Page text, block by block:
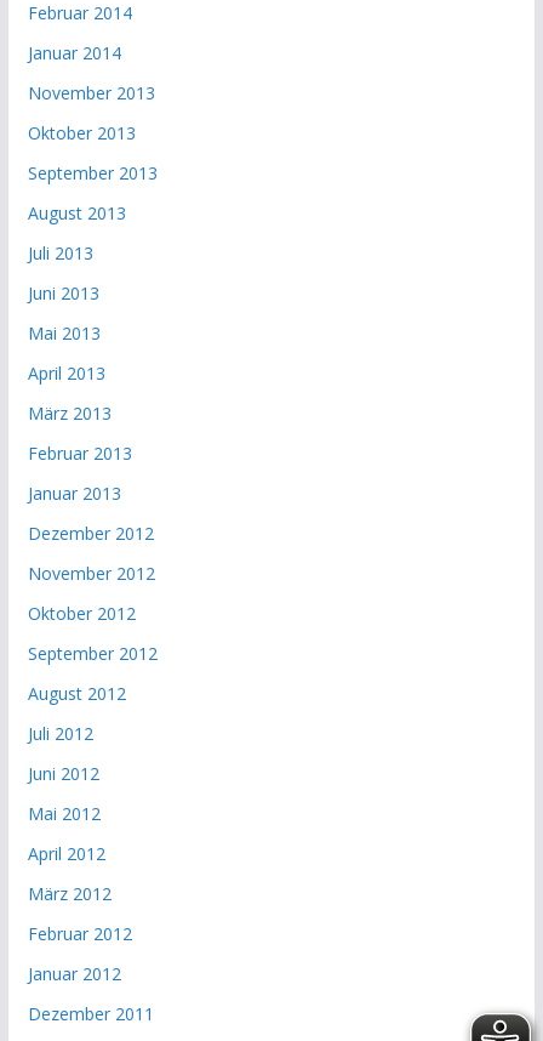
Februar 2014
Januar 2014
November 2013
Oktober 2013
September 2013
August 2013
Juli 2013
Juni 2013
Mai 2013
April 2013
März 2013
Februar 2013
Januar 2013
Dezember 2012
November 2012
Oktober 2012
September 2012
August 2012
Juli 2012
Juni 2012
Mai 2012
April 2012
März 2012
Februar 2012
Januar 2012
Dezember 2011